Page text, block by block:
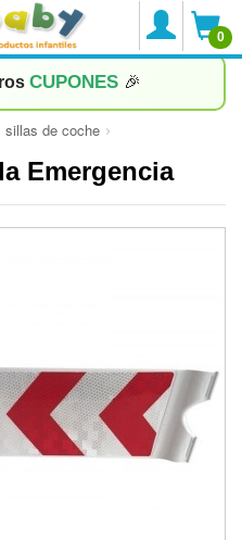
0
CUPONES 🎉
sillas de coche
Emergencia